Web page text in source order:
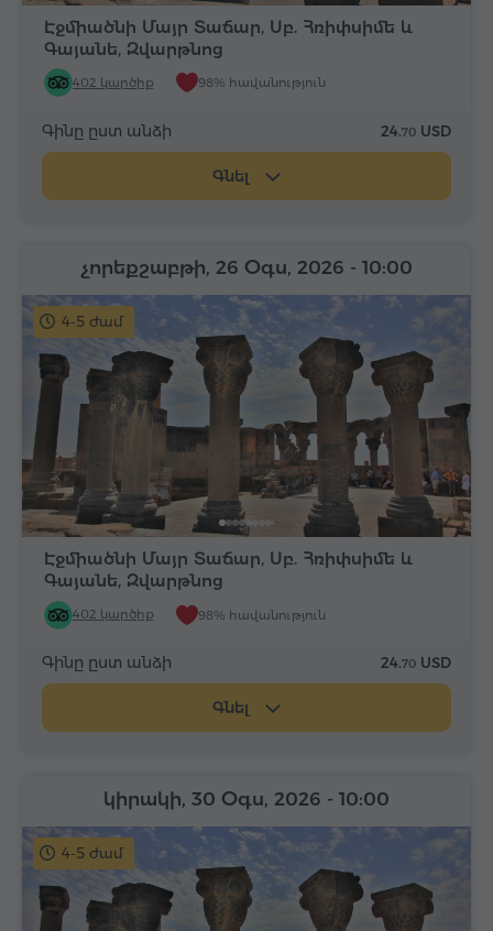
Էջմիածնի Մայր Տաճար, Սբ. Հռիփսիմե և
Գայանե, Զվարթնոց
402 կարծիք 98% հավանություն
Գինը ըստ անձի 24.70 USD
Գնել
4-5 ժամ
Էջմիածնի Մայր Տաճար, Սբ. Հռիփսիմե և
Գայանե, Զվարթնոց
402 կարծիք 98% հավանություն
չորեքշաբթի, 26 Օգս, 2026 - 10:00
Գինը ըստ անձի 24.70 USD
Գնել
4-5 ժամ
կիրակի, 30 Օգս, 2026 - 10:00